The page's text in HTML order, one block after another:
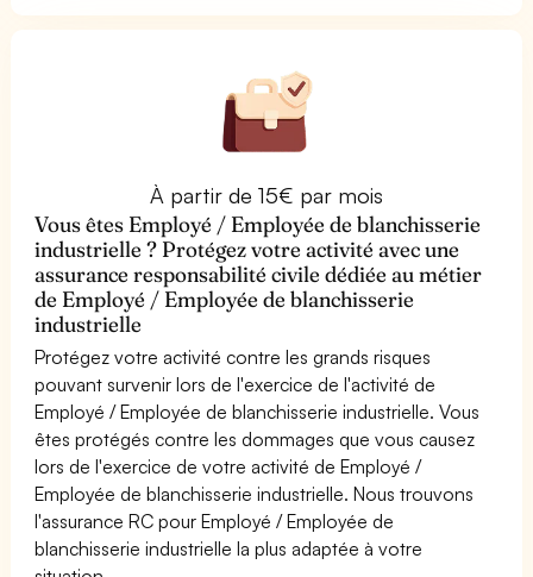
À partir de 15€ par mois
Vous êtes Employé / Employée de blanchisserie
industrielle ? Protégez votre activité avec une
assurance responsabilité civile dédiée au métier
de Employé / Employée de blanchisserie
industrielle
Protégez votre activité contre les grands risques
pouvant survenir lors de l'exercice de l'activité de
Employé / Employée de blanchisserie industrielle. Vous
êtes protégés contre les dommages que vous causez
lors de l'exercice de votre activité de Employé /
Employée de blanchisserie industrielle. Nous trouvons
l'assurance RC pour Employé / Employée de
blanchisserie industrielle la plus adaptée à votre